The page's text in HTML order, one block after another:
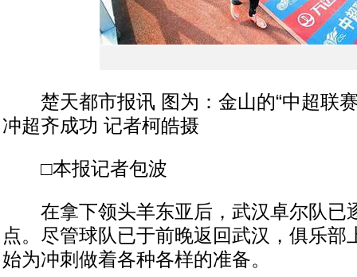
楚天都市报讯 图为：金山的“中超联赛
冲超齐成功 记者柯皓摄
□本报记者包波
在拿下领头羊东亚后，武汉卓尔队已
点。尽管球队已于前晚返回武汉，俱乐部
始为冲刺做着各种各样的准备。